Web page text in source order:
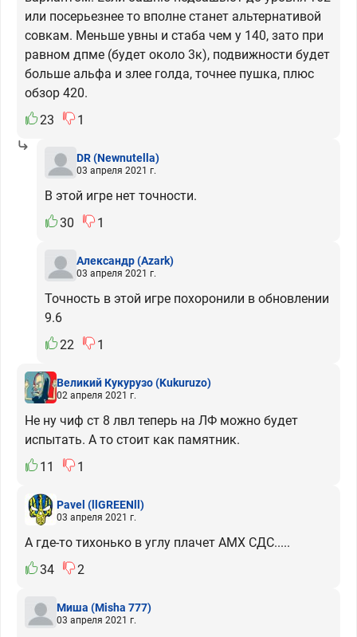
или посерьезнее то вполне станет альтернативой
совкам. Меньше увны и стаба чем у 140, зато при
равном дпме (будет около 3к), подвижности будет
больше альфа и злее голда, точнее пушка, плюс
обзор 420.
23
1
DR(Newnutella)
03 апреля 2021 г.
В этой игре нет точности.
30
1
Александр(Azark)
03 апреля 2021 г.
Точность в этой игре похоронили в обновлении
9.6
22
1
Великий Кукурузо(Kukuruzo)
02 апреля 2021 г.
Не ну чиф ст 8 лвл теперь на ЛФ можно будет
испытать. А то стоит как памятник.
11
1
Pavel (llGREENll)
03 апреля 2021 г.
А где-то тихонько в углу плачет АМХ СДС.....
34
2
Миша (Misha 777)
03 апреля 2021 г.